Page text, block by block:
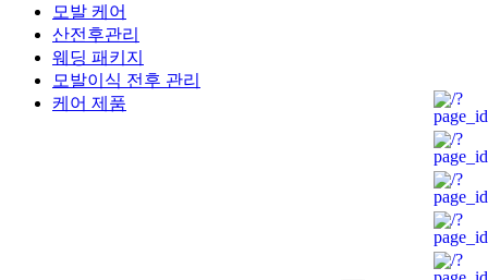
모발 케어
산전후관리
웨딩 패키지
모발이식 전후 관리
케어 제품